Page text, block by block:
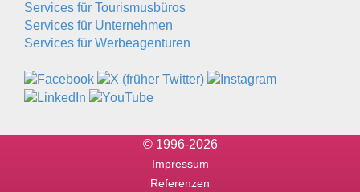
Services für Tourismusbüros
Services für Unternehmen
Services für Werbeagenturen
© 1996-2026
Impressum
Referenzen